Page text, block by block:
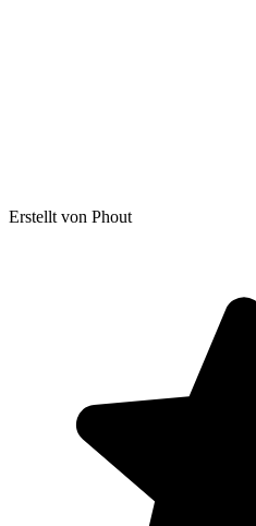
Erstellt von Phout